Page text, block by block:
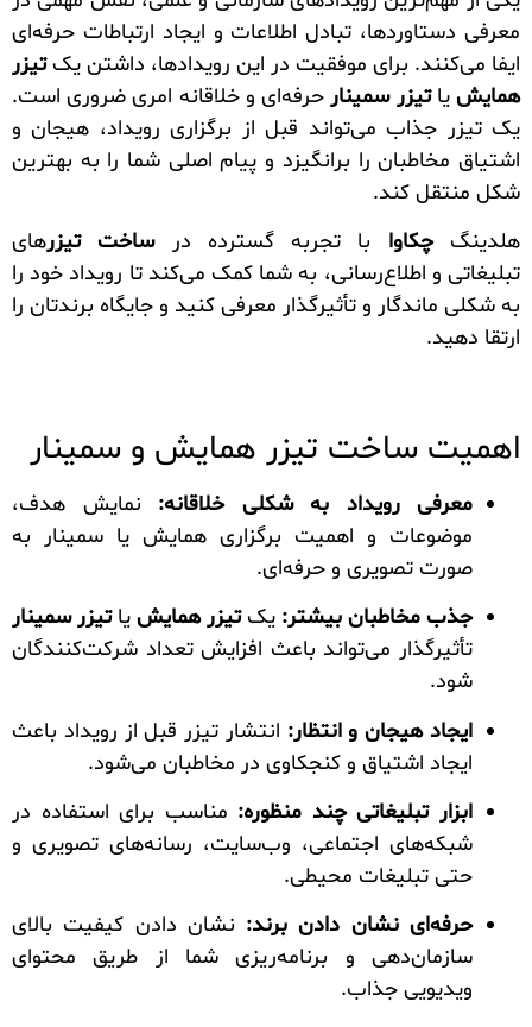
معرفی دستاوردها، تبادل اطلاعات و ایجاد ارتباطات حرفه‌ای
ایفا می‌کنند. برای موفقیت در این رویدادها، داشتن یکتیزر
همایشیاتیزر سمینارحرفه‌ای و خلاقانه امری ضروری است.
یک تیزر جذاب می‌تواند قبل از برگزاری رویداد، هیجان و
اشتیاق مخاطبان را برانگیزد و پیام اصلی شما را به بهترین
شکل منتقل کند.
هلدینگچکاوا با تجربه گسترده درساخت تیزرهای
تبلیغاتی و اطلاع‌رسانی، به شما کمک می‌کند تا رویداد خود را
به شکلی ماندگار و تأثیرگذار معرفی کنید و جایگاه برندتان را
ارتقا دهید.
اهمیت ساخت تیزر همایش و سمینار
معرفی رویداد به شکلی خلاقانه: نمایش هدف،
موضوعات و اهمیت برگزاری همایش یا سمینار به
صورت تصویری و حرفه‌ای.
جذب مخاطبان بیشتر: یکتیزر همایش یاتیزر سمینار
تأثیرگذار می‌تواند باعث افزایش تعداد شرکت‌کنندگان
شود.
ایجاد هیجان و انتظار: انتشار تیزر قبل از رویداد باعث
ایجاد اشتیاق و کنجکاوی در مخاطبان می‌شود.
ابزار تبلیغاتی چند منظوره: مناسب برای استفاده در
شبکه‌های اجتماعی، وب‌سایت، رسانه‌های تصویری و
حتی تبلیغات محیطی.
حرفه‌ای نشان دادن برند: نشان دادن کیفیت بالای
سازمان‌دهی و برنامه‌ریزی شما از طریق محتوای
ویدیویی جذاب.